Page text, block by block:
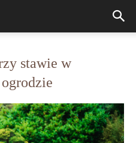
stawie w